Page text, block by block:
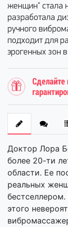
женщин" стала
разработала
ручного
подходит для
эрогенных зон
Доктор Лора
более 20-ти
области. Ее
реальных
этого